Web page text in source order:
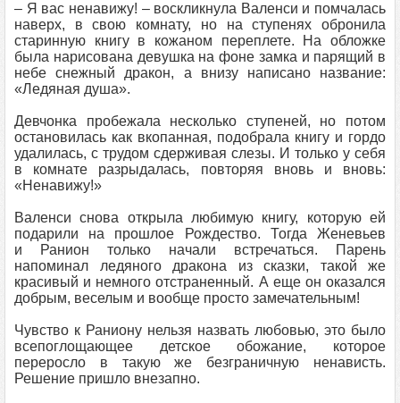
– Я вас ненавижу! – воскликнула Валенси и помчалась
наверх, в свою комнату, но на ступенях обронила
старинную книгу в кожаном переплете. На обложке
была нарисована девушка на фоне замка и парящий в
небе снежный дракон, а внизу написано название:
«Ледяная душа».
Девчонка пробежала несколько ступеней, но потом
остановилась как вкопанная, подобрала книгу и гордо
удалилась, с трудом сдерживая слезы. И только у себя
в комнате разрыдалась, повторяя вновь и вновь:
«Ненавижу!»
Валенси снова открыла любимую книгу, которую ей
подарили на прошлое Рождество. Тогда Женевьев
и Ранион только начали встречаться. Парень
напоминал ледяного дракона из сказки, такой же
красивый и немного отстраненный. А еще он оказался
добрым, веселым и вообще просто замечательным!
Чувство к Раниону нельзя назвать любовью, это было
всепоглощающее детское обожание, которое
переросло в такую же безграничную ненависть.
Решение пришло внезапно.